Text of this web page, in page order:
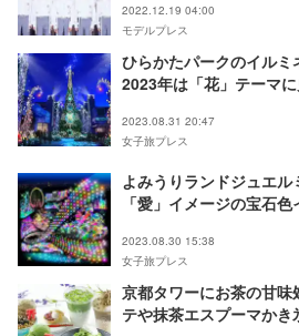
一覧＞
2022.12.19 04:00
モデルプレス
ひらかたパークのイルミ
2023年は「花」テーマ
2023.08.31 20:47
女子旅プレス
よみうりランドジュエル
「愛」イメージの宝石
2023.08.30 15:38
女子旅プレス
京都タワーにお茶の甘味
テや抹茶エスプーマかき